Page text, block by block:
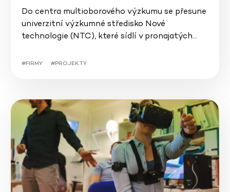
Do centra multioborového výzkumu se přesune
univerzitní výzkumné středisko Nové
technologie (NTC), které sídlí v pronajatých…
#FIRMY #PROJEKTY